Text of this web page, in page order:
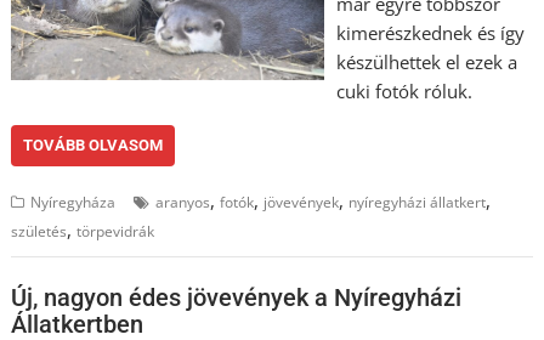
kimerészkednek és így
készülhettek el ezek a
cuki fotók róluk.
TOVÁBB OLVASOM
Nyíregyháza aranyos,fotók, jövevények, nyíregyházi állatkert,
születés,törpevidrák
Új, nagyon édes jövevények a Nyíregyházi
Állatkertben